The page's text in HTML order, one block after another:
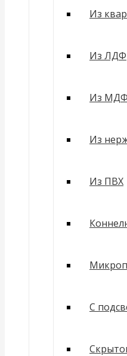
Из
Из ЛДФ
Из МДФ
Из
Из ПВХ
С